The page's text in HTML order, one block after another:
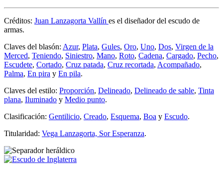
Créditos: Juan Lanzagorta Vallín es el diseñador del escudo de
armas.
Claves del blasón: Azur, Plata, Gules, Oro, Uno, Dos, Virgen de la
Merced, Teniendo, Siniestro, Mano, Roto, Cadena, Cargado, Pecho,
Escudete, Cortado, Cruz patada, Cruz recortada, Acompañado,
Palma, En pira y En pila.
Claves del estilo: Proporción, Delineado, Delineado de sable, Tinta
plana, Iluminado y Medio punto.
Clasificación: Gentilicio, Creado, Esquema, Boa y Escudo.
Titularidad: Vega Lanzagorta, Sor Esperanza.